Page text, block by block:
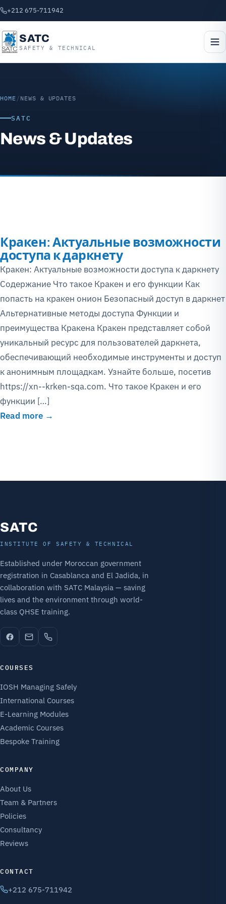
+212 675-711942
SATC
SAFETY & TECHNICAL
HOME / NEWS & UPDATES
SATC
News & Updates
Кракен: Актуальные возможности
доступа к даркнету
Кракен: Актуальные возможности доступа к даркнету
Содержание Что такое Кракен и его функции Как
попасть на кракен онион Безопасный доступ в даркнет
Альтернативные методы доступа Функции и
преимущества Кракена Кракен представляет собой
уникальный ресурс для пользователей даркнета,
обеспечивающий необходимые инструменты и доступ
к анонимным площадкам. Узнайте больше, посетив
https://xn--krken-sqa.com. Что такое Кракен и его
функции […]
Read more →
SATC
INSTITUTE OF SAFETY & TECHNICAL
Established under Moroccan government
registration in Casablanca and El Jadida, in
collaboration with SATC Malaysia — saving
lives and the environment through world-
class QHSE training.
COURSES
IOSH Managing Safely
International Courses
E-Learning Modules
Academic Courses
Bespoke Training
COMPANY
About Us
Team & Partners
Policies
Consultancy
Reviews
CONTACT
+212 675-711942